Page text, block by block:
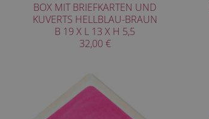
BOX MIT BRIEFKARTEN UND
KUVERTS HELLBLAU-BRAUN
B 19 X L 13 X H 5,5
32,00 €